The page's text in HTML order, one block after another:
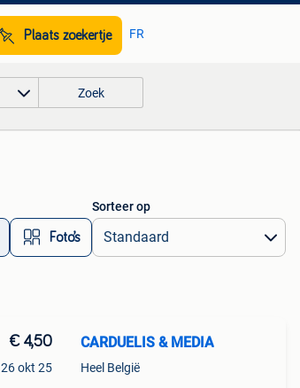
Plaats zoekertje FR
Zoek
Foto’s
Sorteer op
€ 4,50
26 okt 25
CARDUELIS & MEDIA
Heel België